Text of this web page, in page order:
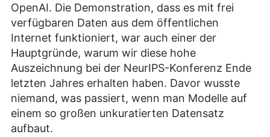
OpenAI. Die Demonstration, dass es mit frei
verfügbaren Daten aus dem öffentlichen
Internet funktioniert, war auch einer der
Hauptgründe, warum wir diese hohe
Auszeichnung bei der NeurIPS-Konferenz Ende
letzten Jahres erhalten haben. Davor wusste
niemand, was passiert, wenn man Modelle auf
einem so großen unkuratierten Datensatz
aufbaut.